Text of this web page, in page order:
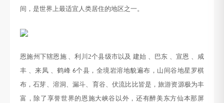
间，是世界上最适宜人类居住的地区之一。
恩施州下辖恩施 、利川2个县级市以及 建始 、巴东 、宣恩 、咸
丰 、来凤 、鹤峰 6个县，全境岩溶地貌遍布，山间谷地星罗棋
布，石芽、溶洞、漏斗、育谷、伏流比比皆是，旅游资源极为丰
富，除了享誉世界的恩施大峡谷以外，还有醉美东方仙本那屏